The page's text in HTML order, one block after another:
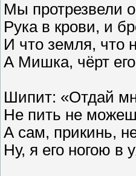
Мы протрезвели
Рука в крови, и
И что земля, что
А Мишка, чёрт
Шипит: «Отдай
Не пить не
А сам, прикинь,
Ну, я его ногою в